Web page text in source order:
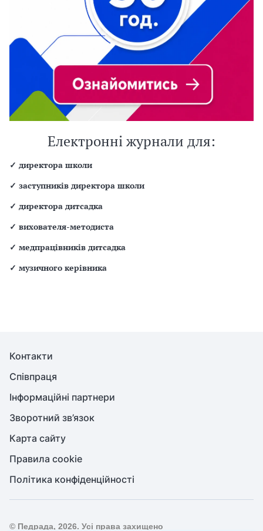
Електронні журнали для:
✓ директора школи
✓ заступників директора школи
✓ директора дитсадка
✓ вихователя-методиста
✓ медпрацівників дитсадка
✓ музичного керівника
Контакти
Співпраця
Інформаційні партнери
Зворотний зв’язок
Карта сайту
Правила cookie
Політика конфіденційності
© Педрада, 2026. Усі права захищено